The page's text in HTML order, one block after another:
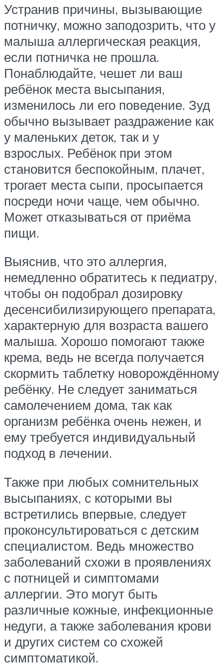
Устранив причины, вызывающие
потничку, можно заподозрить, что у
малыша аллергическая реакция,
если потничка не прошла.
Понаблюдайте, чешет ли ваш
ребёнок места высыпания,
изменилось ли его поведение. Зуд
обычно вызывает раздражение как
у маленьких деток, так и у
взрослых. Ребёнок при этом
становится беспокойным, плачет,
трогает места сыпи, просыпается
посреди ночи чаще, чем обычно.
Может отказываться от приёма
пищи.
Выяснив, что это аллергия,
немедленно обратитесь к педиатру,
чтобы он подобрал дозировку
десенсибилизирующего препарата,
характерную для возраста вашего
малыша. Хорошо помогают также
крема, ведь не всегда получается
скормить таблетку новорождённому
ребёнку. Не следует заниматься
самолечением дома, так как
организм ребёнка очень нежен, и
ему требуется индивидуальный
подход в лечении.
Также при любых сомнительных
высыпаниях, с которыми вы
встретились впервые, следует
проконсультироваться с детским
специалистом. Ведь множество
заболеваний схожи в проявлениях
с потницей и симптомами
аллергии. Это могут быть
различные кожные, инфекционные
недуги, а также заболевания крови
и других систем со схожей
симптоматикой.